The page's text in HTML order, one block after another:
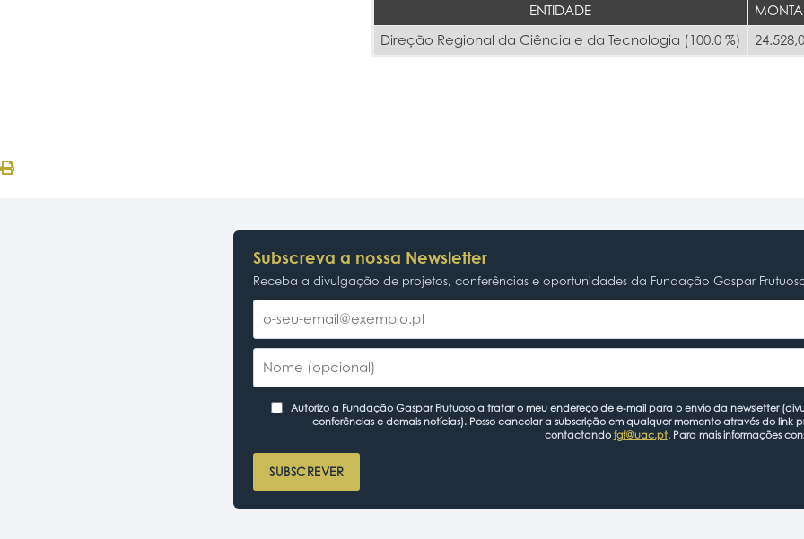
ENTIDADE
Direção Regional da Ciência e da Tecnologia (100.0 %)
Subscreva a nossa Newsletter
Receba a divulgação de projetos, conferências e oportunidades da Fundação Gaspar
Autorizo a Fundação Gaspar Frutuoso a tratar o meu endereço de e-mail para o envio da newsletter
conferências e demais notícias). Posso cancelar a subscrição em qualquer momento através do link
contactando fgf@uac.pt. Para mais informações
SUBSCREVER